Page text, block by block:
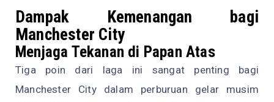
Dampak Kemenangan bagi
Manchester City
Menjaga Tekanan di Papan Atas
Tiga poin dari laga ini sangat penting bagi
Manchester City dalam perburuan gelar musim